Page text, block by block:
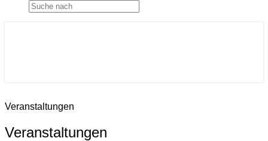
Veranstaltungen
Veranstaltungen